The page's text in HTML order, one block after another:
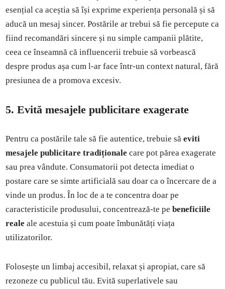
esențial ca aceștia să își exprime experiența personală și să
aducă un mesaj sincer. Postările ar trebui să fie percepute ca
fiind recomandări sincere și nu simple campanii plătite,
ceea ce înseamnă că influencerii trebuie să vorbească
despre produs așa cum l-ar face într-un context natural, fără
presiunea de a promova excesiv.
5. Evită mesajele publicitare exagerate
Pentru ca postările tale să fie autentice, trebuie săeviti
mesajele publicitare tradiționale care pot părea exagerate
sau prea vândute. Consumatorii pot detecta imediat o
postare care se simte artificială sau doar ca o încercare de a
vinde un produs. În loc de a te concentra doar pe
caracteristicile produsului, concentrează-te pebeneficiile
reale ale acestuia și cum poate îmbunătăți viața
utilizatorilor.
Folosește un limbaj accesibil, relaxat și apropiat, care să
rezoneze cu publicul tău. Evită superlativele sau